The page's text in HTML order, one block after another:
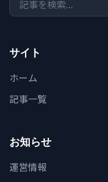
サイト
ホーム
記事一覧
お知らせ
運営情報